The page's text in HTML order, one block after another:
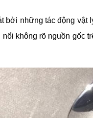
những tác động vật
không rõ nguồn gốc